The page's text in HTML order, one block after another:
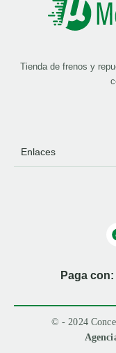
Tienda de frenos y
Enlaces
Paga con:
© - 2024